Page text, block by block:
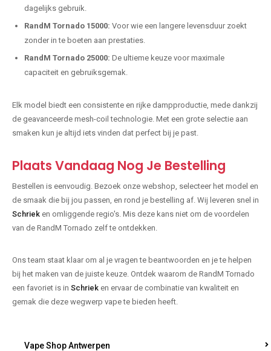
dagelijks gebruik.
RandM Tornado 15000: Voor wie een langere levensduur zoekt
zonder in te boeten aan prestaties.
RandM Tornado 25000: De ultieme keuze voor maximale
capaciteit en gebruiksgemak.
Elk model biedt een consistente en rijke dampproductie, mede dankzij
de geavanceerde mesh-coil technologie. Met een grote selectie aan
smaken kun je altijd iets vinden dat perfect bij je past.
Plaats Vandaag Nog Je Bestelling
Bestellen is eenvoudig. Bezoek onze webshop, selecteer het model en
de smaak die bij jou passen, en rond je bestelling af. Wij leveren snel in
Schriek en omliggende regio's. Mis deze kans niet om de voordelen
van de RandM Tornado zelf te ontdekken.
Ons team staat klaar om al je vragen te beantwoorden en je te helpen
bij het maken van de juiste keuze. Ontdek waarom de RandM Tornado
een favoriet is in Schriek en ervaar de combinatie van kwaliteit en
gemak die deze wegwerp vape te bieden heeft.
Vape Shop Antwerpen